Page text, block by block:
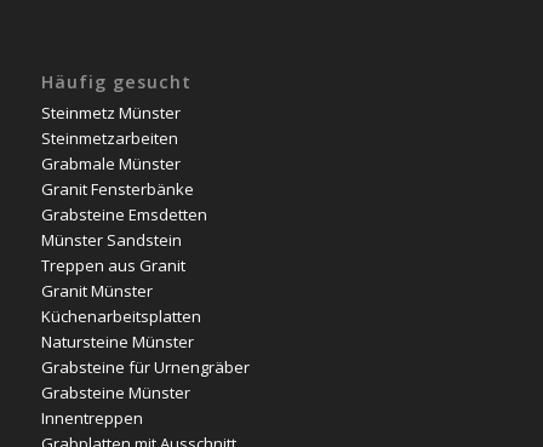
Häufig gesucht
Steinmetz Münster
Steinmetzarbeiten
Grabmale Münster
Granit Fensterbänke
Grabsteine Emsdetten
Münster Sandstein
Treppen aus Granit
Granit Münster
Küchenarbeitsplatten
Natursteine Münster
Grabsteine für Urnengräber
Grabsteine Münster
Innentreppen